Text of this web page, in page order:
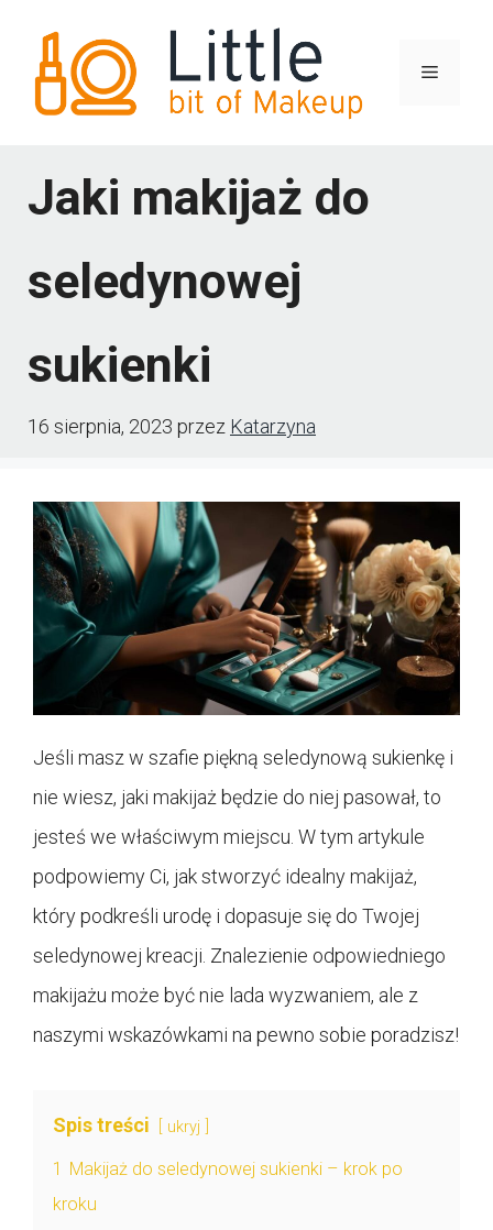
Menu
Jaki makijaż do
seledynowej
sukienki
16 sierpnia, 2023 przez Katarzyna
Jeśli masz w szafie piękną seledynową sukienkę i
nie wiesz, jaki makijaż będzie do niej pasował, to
jesteś we właściwym miejscu. W tym artykule
podpowiemy Ci, jak stworzyć idealny makijaż,
który podkreśli urodę i dopasuje się do Twojej
seledynowej kreacji. Znalezienie odpowiedniego
makijażu może być nie lada wyzwaniem, ale z
naszymi wskazówkami na pewno sobie poradzisz!
Spis treści ukryj
1
Makijaż do seledynowej sukienki – krok po
kroku